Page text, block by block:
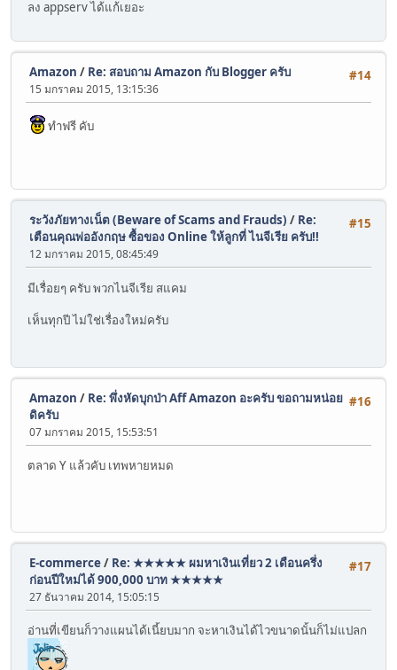
ลง appserv ได้แก้เยอะ
#14
Amazon / Re: สอบถาม Amazon กับ Blogger ครับ
15 มกราคม 2015, 13:15:36
ทำฟรี คับ
#15
ระวังภัยทางเน็ต (Beware of Scams and Frauds) / Re:
เตือนคุณพ่ออังกฤษ ซื้อของ Online ให้ลูกที่ ไนจีเรีย ครับ!!
12 มกราคม 2015, 08:45:49
มีเรื่อยๆ ครับ พวกไนจีเรีย สแคม
เห็นทุกปี ไม่ใช่เรื่องใหม่ครับ
#16
Amazon / Re: พึ่งหัดบุกป่า Aff Amazon อะครับ ขอถามหน่อย
ดิครับ
07 มกราคม 2015, 15:53:51
ตลาด Y แล้วคับ เทพหายหมด
#17
E-commerce/ Re: ★★★★★ ผมหาเงินเที่ยว 2 เดือนครึ่ง
ก่อนปีใหม่ได้ 900,000 บาท ★★★★★
27 ธันวาคม 2014, 15:05:15
อ่านที่เขียนก็วางแผนได้เนี้ยบมาก จะหาเงินได้ไวขนาดนั้นก็ไม่แปลก